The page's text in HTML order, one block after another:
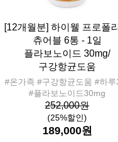
[12개월분] 하이웰 프로폴
츄어블 6통 - 1일
플라보노이드 30mg/
구강항균도움
#온가족 #구강항균도움 #하루
#플라보노이드30mg
252,000원
(25%할인)
189,000원